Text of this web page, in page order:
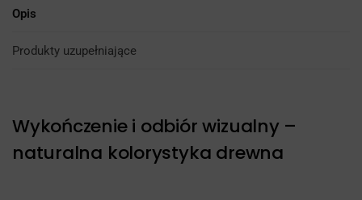
Opis
Produkty uzupełniające
Wykończenie i odbiór wizualny –
naturalna kolorystyka drewna